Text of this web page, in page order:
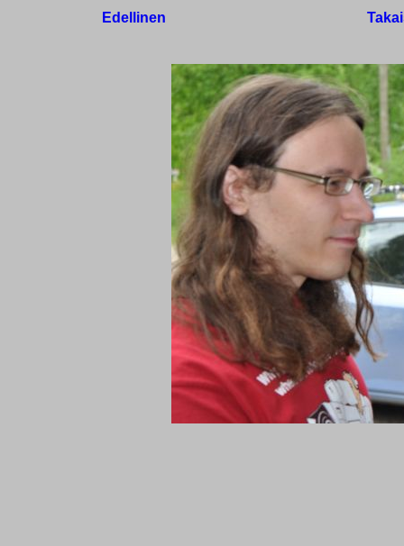
Edellinen